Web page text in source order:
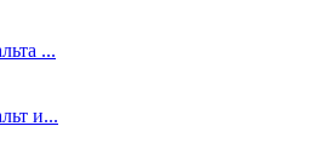
...
и...